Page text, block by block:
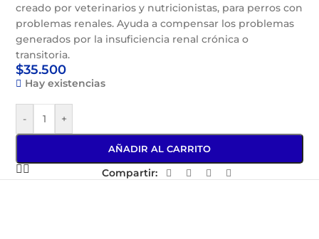
creado por veterinarios y nutricionistas, para perros con
problemas renales. Ayuda a compensar los problemas
generados por la insuficiencia renal crónica o
transitoria.
$35.500
Hay existencias
- +
AÑADIR AL CARRITO
Compartir: